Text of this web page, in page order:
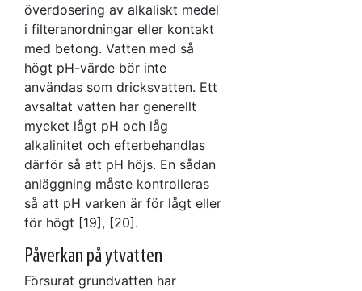
överdosering av alkaliskt medel
i filteranordningar eller kontakt
med betong. Vatten med så
högt pH-värde bör inte
användas som dricksvatten. Ett
avsaltat vatten har generellt
mycket lågt pH och låg
alkalinitet och efterbehandlas
därför så att pH höjs. En sådan
anläggning måste kontrolleras
så att pH varken är för lågt eller
för högt [19], [20].
Påverkan på ytvatten
Försurat grundvatten har